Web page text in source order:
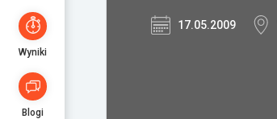
Wyniki
Blogi
17.05.2009